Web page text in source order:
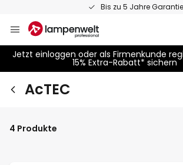
Bis zu 5 Jahre
Inhalt
springen
Jetzt einloggen oder als Firmenkunde
15% Extra-Rabatt* sichern
AcTEC
4 Produkte